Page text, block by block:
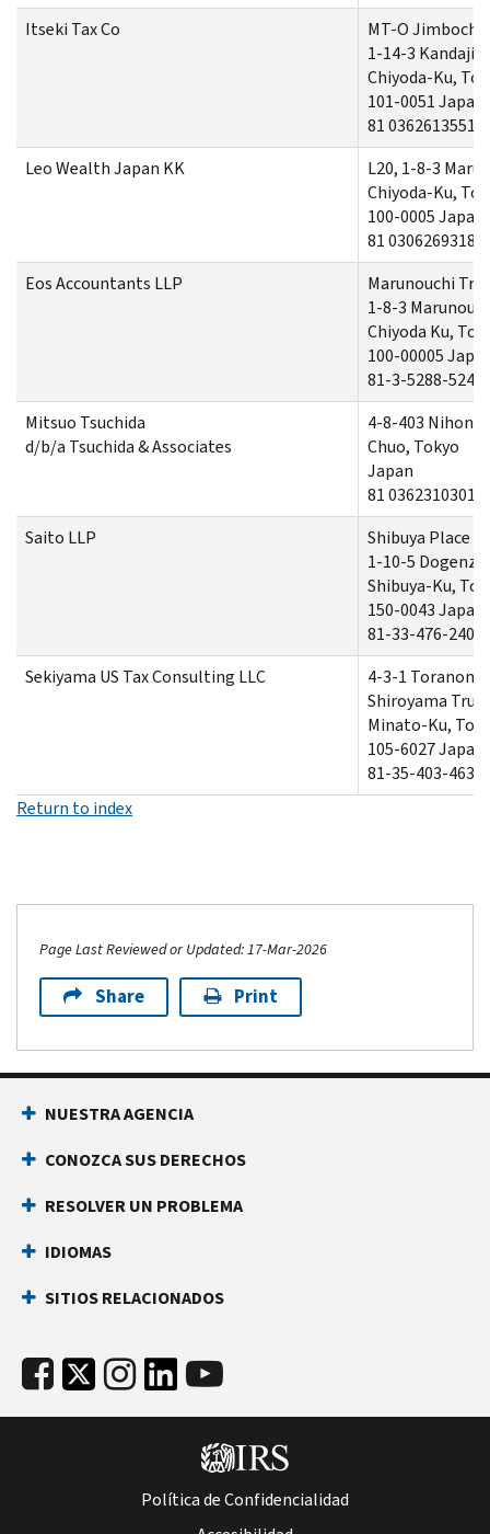
Itseki Tax Co
MT-O Jimbocho
1-14-3
Chiyoda-Ku,
101-0051 Japan
81 0362613551
Leo Wealth Japan KK
L20, 1-8-3
Chiyoda-Ku,
100-0005 Japan
81 03062693184
Eos Accountants LLP
Marunouchi
1-8-3
Chiyoda Ku,
100-00005
81-3-5288-5241
Mitsuo Tsuchida
d/b/a Tsuchida & Associates
4-8-403
Chuo, Tokyo
Japan
81 0362310301
Saito LLP
Shibuya Place
1-10-5
Shibuya-Ku,
150-0043 Japan
81-33-476-2405
Sekiyama US Tax Consulting LLC
4-3-1
Shiroyama
Minato-Ku,
105-6027 Japan
81-35-403-4639
Return to index
Page Last Reviewed or Updated: 17-Mar-2026
Share Print
NUESTRA AGENCIA
CONOZCA SUS DERECHOS
RESOLVER UN PROBLEMA
IDIOMAS
SITIOS RELACIONADOS
Política de Confidencialidad